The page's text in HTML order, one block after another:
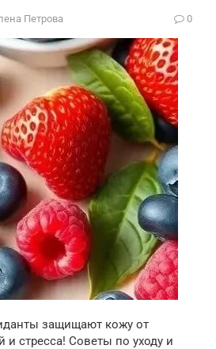
Петрова 0
защищают кожу от
и стресса! Советы по уходу и